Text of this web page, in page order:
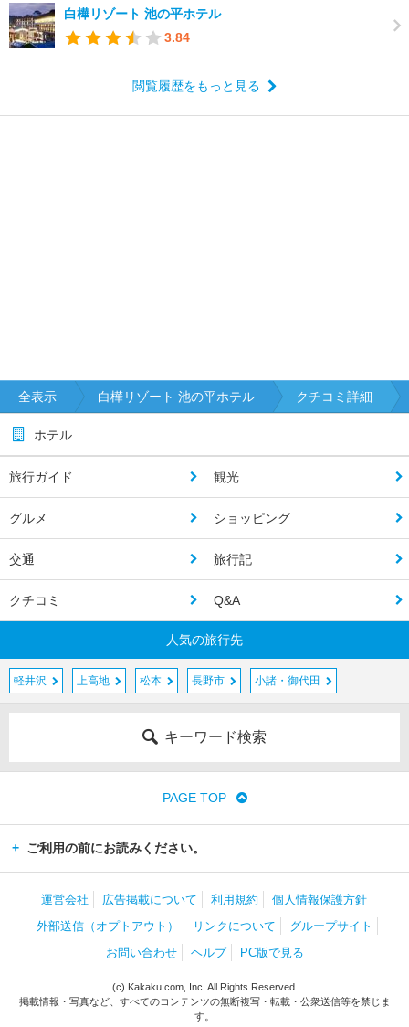
白樺リゾート 池の平ホテル
3.84
閲覧履歴をもっと見る
全表示 白樺リゾート 池の平ホテル クチコミ詳細
ホテル
旅行ガイド 観光
グルメ ショッピング
交通 旅行記
クチコミ Q&A
人気の旅行先
軽井沢 上高地 松本 長野市 小諸・御代田
キーワード検索
PAGE TOP
ご利用の前にお読みください。
運営会社 広告掲載について 利用規約
個人情報保護方針
外部送信（オプトアウト）
リンクについて
グループサイト
お問い合わせ
ヘルプ PC版で見る
(c) Kakaku.com, Inc. All Rights Reserved.
掲載情報・写真など、すべてのコンテンツの無断複写・転載・公衆送信等を禁じま
す。